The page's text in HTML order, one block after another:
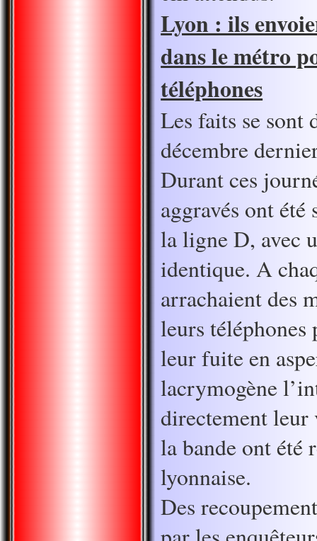
Lyon : ils
dans le métro
téléphones
Les faits se sont
décembre
Durant ces
aggravés ont été
la ligne D, avec
identique. A
arrachaient des
leurs téléphones
leur fuite en
lacrymogène
directement
la bande ont été
lyonnaise.
Des